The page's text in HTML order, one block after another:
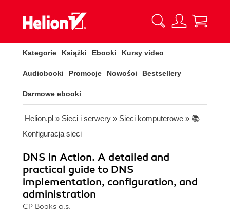
Kategorie Książki Ebooki Kursy video
Audiobooki Promocje Nowości Bestsellery
Darmowe ebooki
Helion.pl » Sieci i serwery » Sieci komputerowe » 📚
Konfiguracja sieci
DNS in Action. A detailed and
practical guide to DNS
implementation, configuration, and
administration
CP Books a.s.